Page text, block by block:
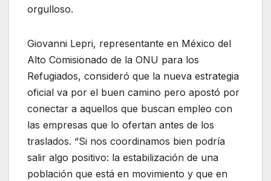
orgulloso.
Giovanni Lepri, representante en México del
Alto Comisionado de la ONU para los
Refugiados, consideró que la nueva estrategia
oficial va por el buen camino pero apostó por
conectar a aquellos que buscan empleo con
las empresas que lo ofertan antes de los
traslados. “Si nos coordinamos bien podría
salir algo positivo: la estabilización de una
población que está en movimiento y que en